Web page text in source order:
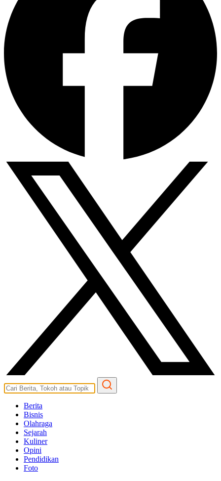
Berita
Bisnis
Olahraga
Sejarah
Kuliner
Opini
Pendidikan
Foto